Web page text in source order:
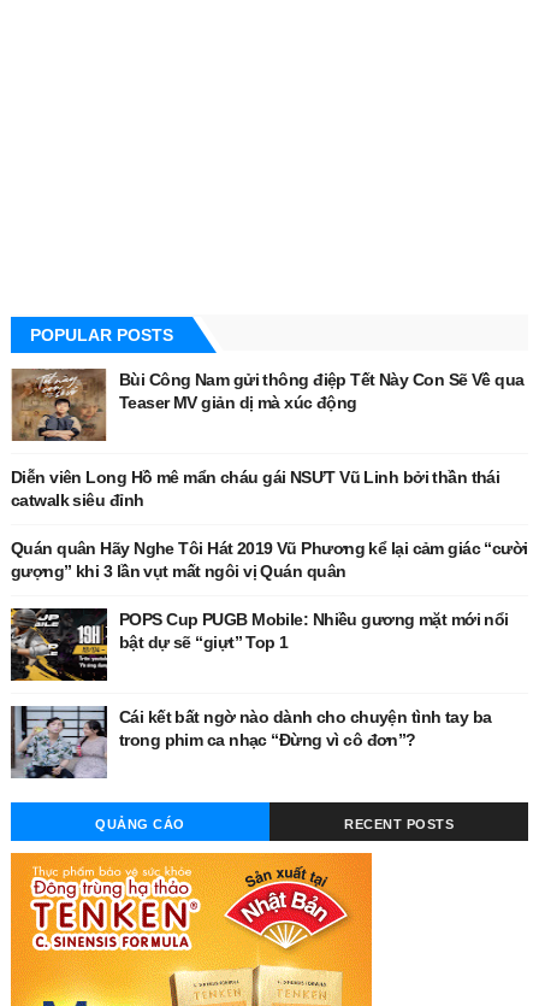
POPULAR POSTS
Bùi Công Nam gửi thông điệp Tết Này Con Sẽ Về qua
Teaser MV giản dị mà xúc động
Diễn viên Long Hồ mê mẩn cháu gái NSƯT Vũ Linh bởi thần thái
catwalk siêu đỉnh
Quán quân Hãy Nghe Tôi Hát 2019 Vũ Phương kể lại cảm giác “cười
gượng” khi 3 lần vụt mất ngôi vị Quán quân
POPS Cup PUGB Mobile: Nhiều gương mặt mới nổi
bật dự sẽ “giựt” Top 1
Cái kết bất ngờ nào dành cho chuyện tình tay ba
trong phim ca nhạc “Đừng vì cô đơn”?
QUẢNG CÁO RECENT POSTS